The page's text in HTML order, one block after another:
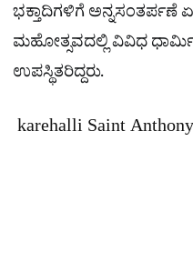
ಭಕ್ತಾದಿಗಳಿಗೆ ಅನ್ನಸಂತರ್ಪಣೆ
ಮಹೋತ್ಸವದಲ್ಲಿ ವಿವಿಧ
ಉಪಸ್ಥಿತರಿದ್ದರು.
karehalli Saint Anthony